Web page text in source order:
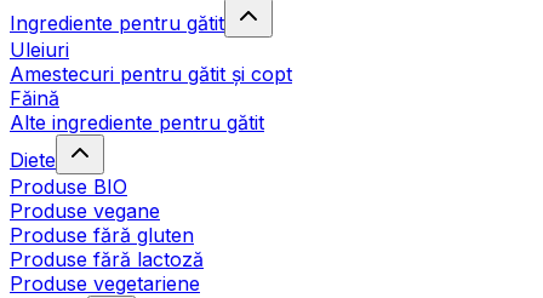
Ingrediente pentru gătit
Uleiuri
Amestecuri pentru gătit și copt
Făină
Alte ingrediente pentru gătit
Diete
Produse BIO
Produse vegane
Produse fără gluten
Produse fără lactoză
Produse vegetariene